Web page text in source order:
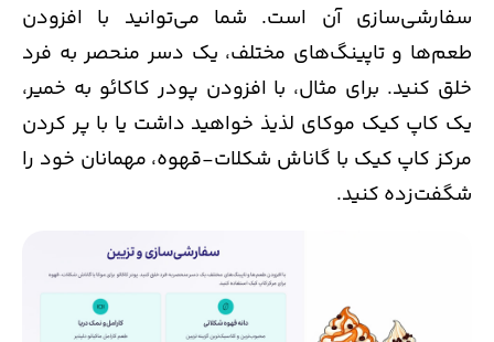
سفارشی‌سازی آن است. شما می‌توانید با افزودن
طعم‌ها و تاپینگ‌های مختلف، یک دسر منحصر به فرد
خلق کنید. برای مثال، با افزودن پودر کاکائو به خمیر،
یک کاپ کیک موکای لذیذ خواهید داشت یا با پر کردن
مرکز کاپ کیک با گاناش شکلات-قهوه، مهمانان خود را
شگفت‌زده کنید.